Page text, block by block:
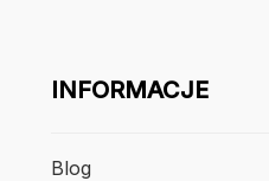
INFORMACJE
Blog